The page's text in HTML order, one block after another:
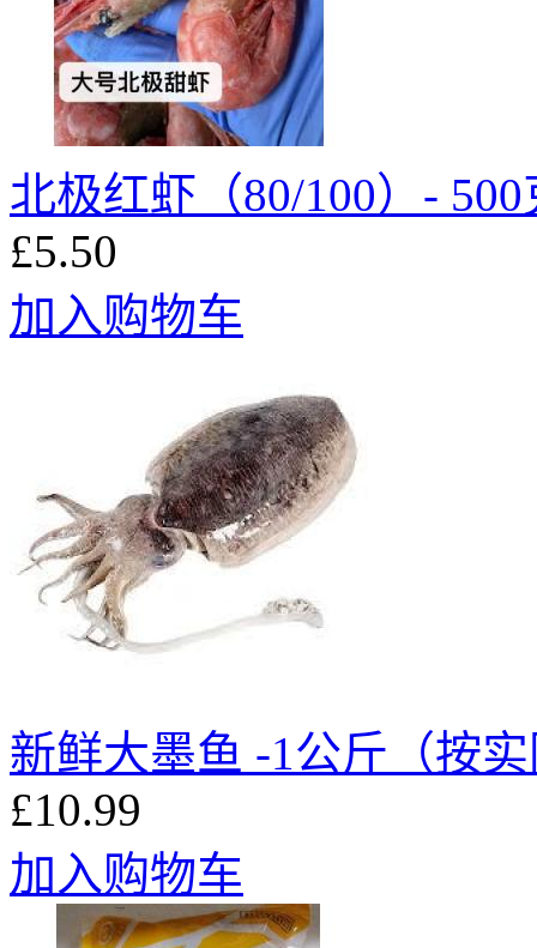
北极红虾（80/100）- 500
£5.50
加入购物车
新鲜大墨鱼 -1公斤（按
£10.99
加入购物车